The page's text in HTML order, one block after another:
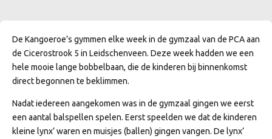
De Kangoeroe’s gymmen elke week in de gymzaal van de PCA aan
de Cicerostrook 5 in Leidschenveen. Deze week hadden we een
hele mooie lange bobbelbaan, die de kinderen bij binnenkomst
direct begonnen te beklimmen.
Nadat iedereen aangekomen was in de gymzaal gingen we eerst
een aantal balspellen spelen. Eerst speelden we dat de kinderen
kleine lynx’ waren en muisjes (ballen) gingen vangen. De lynx’